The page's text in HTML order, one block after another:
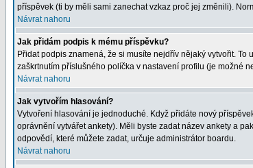
příspěvek (ti by měli sami zanechat vzkaz proč jej změnili).
Návrat nahoru
Jak přidám podpis k mému příspěvku?
Přidat podpis znamená, že si musíte nejdřív nějaký vytvořit. To
zaškrtnutím příslušného políčka v nastavení profilu (je možné
Návrat nahoru
Jak vytvořím hlasování?
Vytvoření hlasování je jednoduché. Když přidáte nový
oprávnění vytvářet ankety). Měli byste zadat název ankety a
odpovědí, které můžete zadat, určuje administrátor boardu.
Návrat nahoru